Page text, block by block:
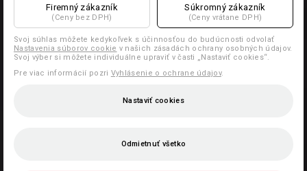
Firemný zákazník
(Ceny bez DPH)
Súkromný zákazník
(Ceny vrátane DPH)
Svoj súhlas môžete kedykoľvek s účinnosťou do budúcnosti odvolať
Nastavenia súborov cookie v našich zásadách ochrany osobných údajov.
Svoj výber si môžete individuálne upraviť v časti „Nastaviť cookies“.
Pre viac informácií pozri Vyhlásenie o ochrane údajov.
Nastaviť cookies
Odmietnuť všetko